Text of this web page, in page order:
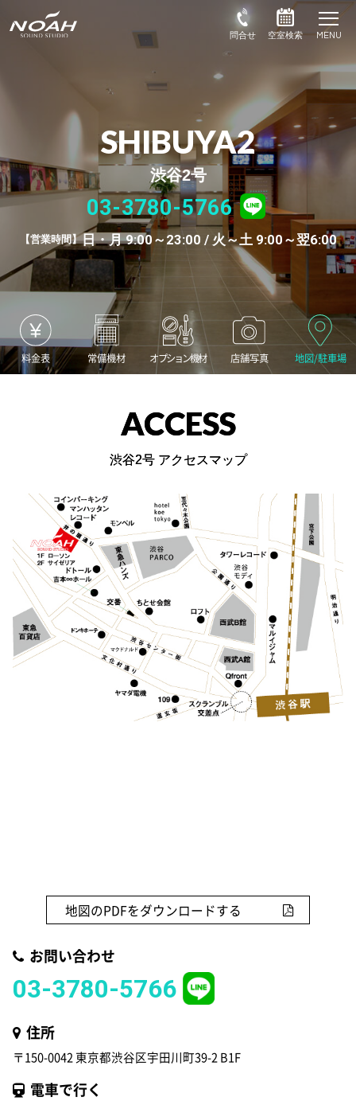
SHIBUYA2
渋谷2号
03-3780-5766
営業時間 日・月 9:00～23:00 / 火～土 9:00～翌6:00
料金表 常備機材 オプション機材 店舗写真 地図/駐車場
ACCESS
渋谷2号 アクセスマップ
地図のPDFをダウンロードする
お問い合わせ
03-3780-5766
住所
〒150-0042 東京都渋谷区宇田川町39-2 B1F
電車で行く